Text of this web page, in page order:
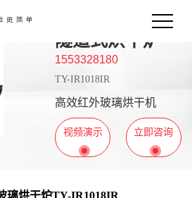
隧道式烘干炉
1553328180
TY-IR1018IR
高效红外玻璃烘干机
视频演示 立即咨询